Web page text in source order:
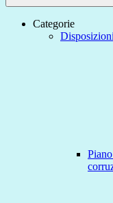
Categorie